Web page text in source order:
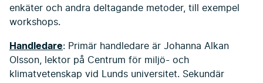
enkäter och andra deltagande metoder, till exempel
workshops.
Handledare: Primär handledare är Johanna Alkan
Olsson, lektor på Centrum för miljö- och
klimatvetenskap vid Lunds universitet. Sekundär